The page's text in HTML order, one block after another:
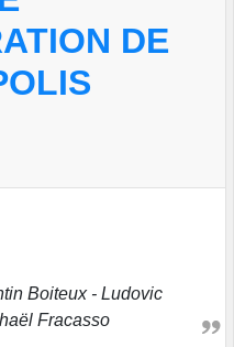
DE
Fracasso